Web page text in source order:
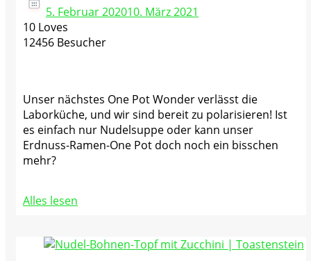
5. Februar 202010. März 2021
10 Loves
12456 Besucher
Unser nächstes One Pot Wonder verlässt die
Laborküche, und wir sind bereit zu polarisieren! Ist
es einfach nur Nudelsuppe oder kann unser
Erdnuss-Ramen-One Pot doch noch ein bisschen
mehr?
Alles lesen